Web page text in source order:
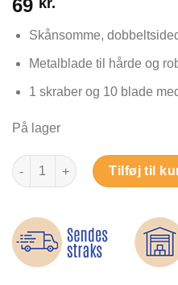
som
4
baseret
kundebedømmelser
69 kr.
Skånsomme,
Metalblade til hårde og
1 skraber og 10 blade
På lager
Rengøringsskraber – Til lim,
Tilføj til